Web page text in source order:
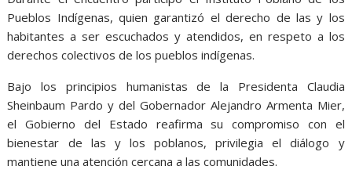
Pueblos Indígenas, quien garantizó el derecho de las y los
habitantes a ser escuchados y atendidos, en respeto a los
derechos colectivos de los pueblos indígenas.
Bajo los principios humanistas de la Presidenta Claudia
Sheinbaum Pardo y del Gobernador Alejandro Armenta Mier,
el Gobierno del Estado reafirma su compromiso con el
bienestar de las y los poblanos, privilegia el diálogo y
mantiene una atención cercana a las comunidades.